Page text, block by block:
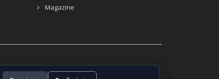
Magazine